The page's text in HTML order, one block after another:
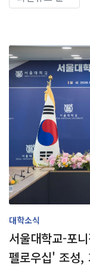
대학소식
서울대학교-포
펠로우십' 조성,
연혁
현황
조직 및 구성원
조직도
교수진
교직원
자연대 규정
홍보
브로슈어
자연대 뉴스레터
UI
캠퍼스 안내